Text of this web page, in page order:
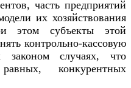
часть предприятий
их хозяйствования
этом субъекты этой
контрольно-кассовую
законом случаях, что
конкурентных